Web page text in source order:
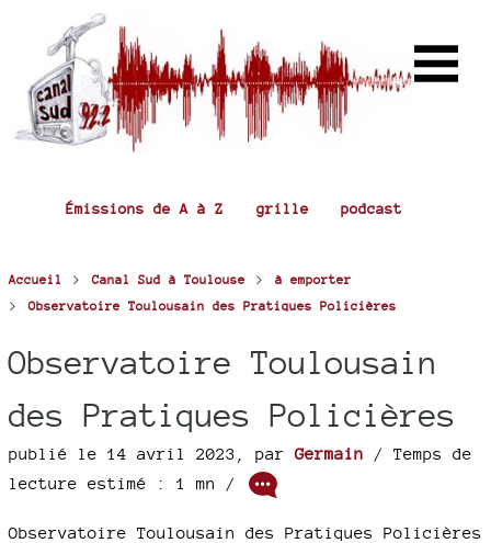
Émissions de A à Z grille podcast
Accueil > Canal Sud à Toulouse > à emporter
>Observatoire Toulousain des Pratiques Policières
Observatoire Toulousain
des Pratiques Policières
publié le 14 avril 2023 parGermain / Temps de
lecture estimé : 1 mn /
Observatoire Toulousain des Pratiques Policières